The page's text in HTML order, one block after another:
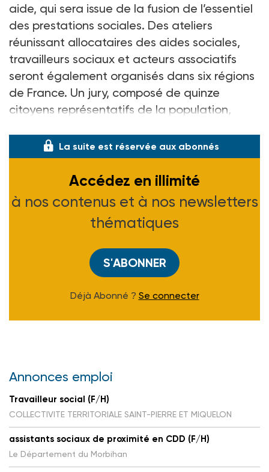
aide, qui sera issue de la fusion de l’essentiel
des prestations sociales. Des ateliers
réunissant allocataires des aides sociales,
travailleurs sociaux et acteurs associatifs
seront également organisés dans six régions
de France. Un jury, composé de quinze
citoyens représentatifs de la population,
La suite est réservée aux abonnés
Accédez en illimité
à nos contenus et à nos newsletters
thématiques
S'ABONNER
Déjà Abonné ? Se connecter
Annonces emploi
Travailleur social (F/H)
COLLECTIVITE TERRITORIALE SAINT-PIERRE ET MIQUELON
assistants sociaux de proximité en CDD (F/H)
Le Département du Morbihan